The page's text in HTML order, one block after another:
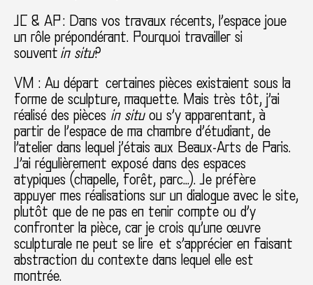
JC & AP : Dans vos travaux récents, l’espace joue
un rôle prépondérant. Pourquoi travailler si
souvent in situ?
VM : Au départ certaines pièces existaient sous la
forme de sculpture, maquette. Mais très tôt, j’ai
réalisé des pièces in situou s’y apparentant, à
partir de l’espace de ma chambre d’étudiant, de
l’atelier dans lequel j’étais aux Beaux-Arts de Paris.
J’ai régulièrement exposé dans des espaces
atypiques (chapelle, forêt, parc…). Je préfère
appuyer mes réalisations sur un dialogue avec le site,
plutôt que de ne pas en tenir compte ou d’y
confronter la pièce, car je crois qu’une œuvre
sculpturale ne peut se lire et s’apprécier en faisant
abstraction du contexte dans lequel elle est
montrée.